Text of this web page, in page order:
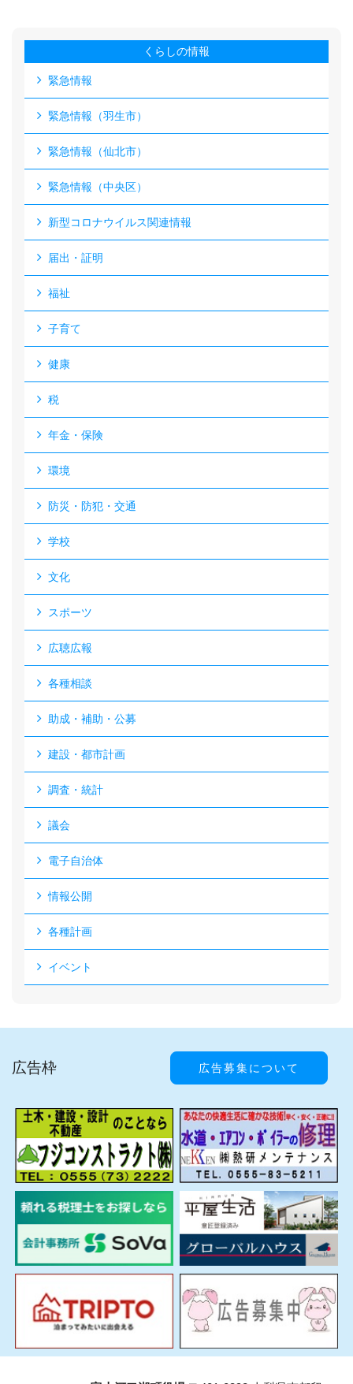
くらしの情報
緊急情報
緊急情報（羽生市）
緊急情報（仙北市）
緊急情報（中央区）
新型コロナウイルス関連情報
届出・証明
福祉
子育て
健康
税
年金・保険
環境
防災・防犯・交通
学校
文化
スポーツ
広聴広報
各種相談
助成・補助・公募
建設・都市計画
調査・統計
議会
電子自治体
情報公開
各種計画
イベント
広告枠 広告募集について